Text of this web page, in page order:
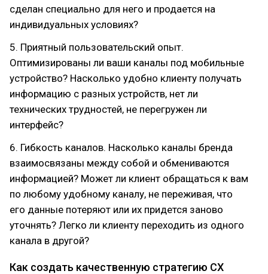
сделан специально для него и продается на
индивидуальных условиях?
5. Приятный пользовательский опыт.
Оптимизированы ли ваши каналы под мобильные
устройство? Насколько удобно клиенту получать
информацию с разных устройств, нет ли
технических трудностей, не перегружен ли
интерфейс?
6. Гибкость каналов. Насколько каналы бренда
взаимосвязаны между собой и обмениваются
информацией? Может ли клиент обращаться к вам
по любому удобному каналу, не переживая, что
его данные потеряют или их придется заново
уточнять? Легко ли клиенту переходить из одного
канала в другой?
Как создать качественную стратегию CX